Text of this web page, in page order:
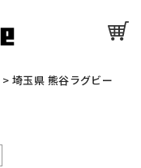
> 埼玉県 熊谷ラグビー